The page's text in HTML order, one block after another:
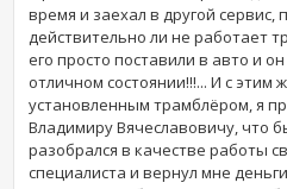
время и заехал в другой сервис,
действительно ли не работает
его просто поставили в авто и
отличном состоянии!!!... И с этим
установленным трамблёром, я
Владимиру Вячеславовичу, что
разобрался в качестве работы
специалиста и вернул мне